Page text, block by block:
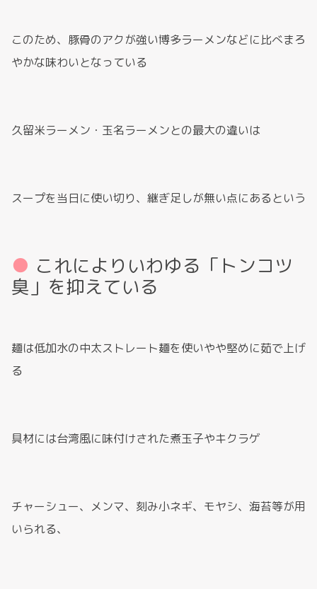
このため、豚骨のアクが強い博多ラーメンなどに比べまろ
やかな味わいとなっている
久留米ラーメン・玉名ラーメンとの最大の違いは
スープを当日に使い切り、継ぎ足しが無い点にあるという
これによりいわゆる「トンコツ
臭」を抑えている
麺は低加水の中太ストレート麺を使いやや堅めに茹で上げ
る
具材には台湾風に味付けされた煮玉子やキクラゲ
チャーシュー、メンマ、刻み小ネギ、モヤシ、海苔等が用
いられる、